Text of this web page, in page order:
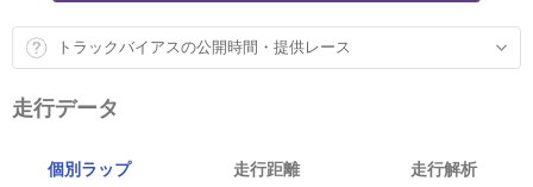
トラックバイアスの公開時間・提供レース
走行データ
個別ラップ 走行距離 走行解析